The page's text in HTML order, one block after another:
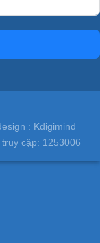
: Kdigimind
cập: 1253006